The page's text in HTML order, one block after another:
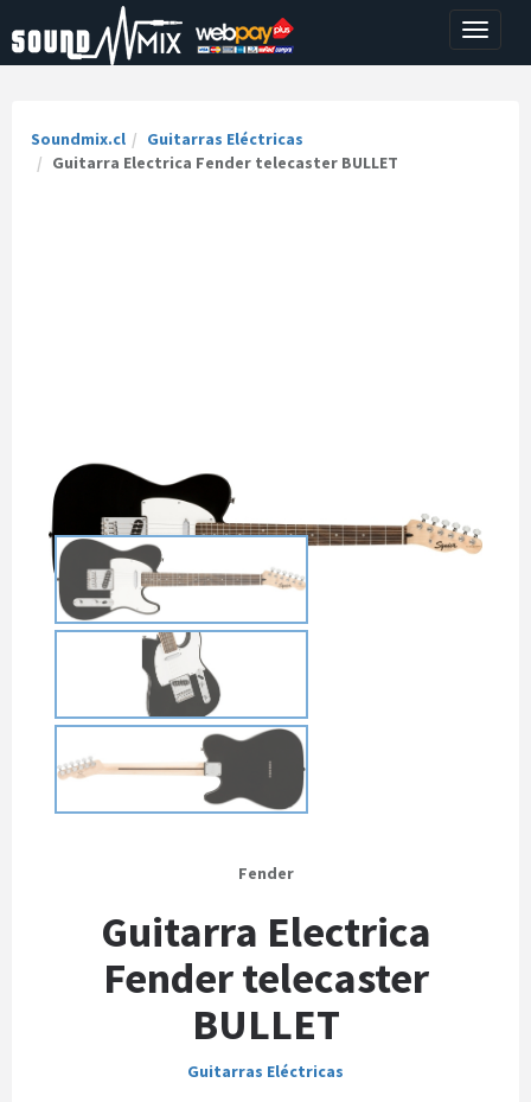
Toggle
Soundmix.cl
Guitarras Eléctricas
Guitarra Electrica Fender telecaster BULLET
Fender
Guitarra Electrica
Fender telecaster
BULLET
Guitarras Eléctricas